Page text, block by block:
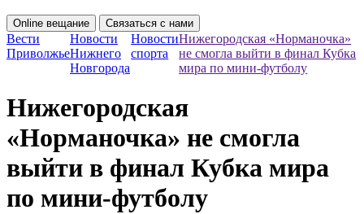
Online вещание Связаться с нами
Вести
Приволжье
Новости
Нижнего
Новгорода
Новости
спорта
Нижегородская «Норманочка»
не смогла выйти в финал Кубка
мира по мини-футболу
Нижегородская
«Норманочка» не смогла
выйти в финал Кубка мира
по мини-футболу